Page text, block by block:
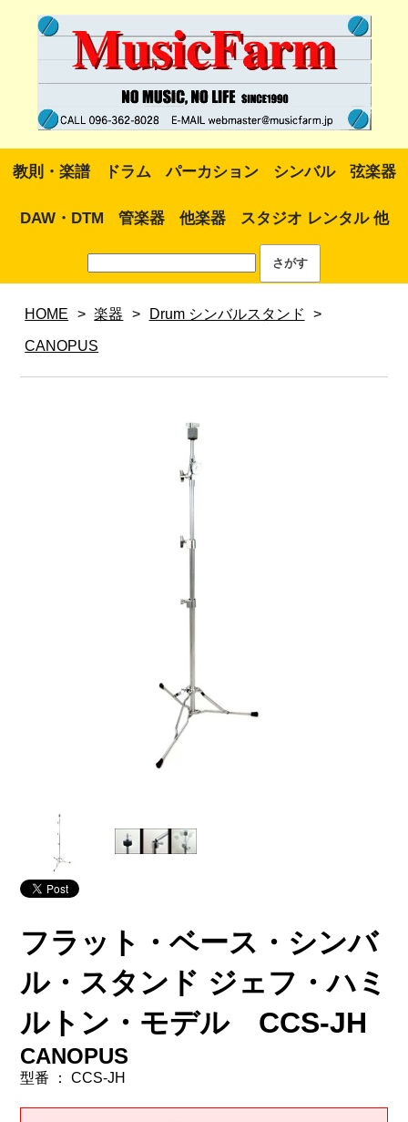
教則・楽譜 ドラム パーカション シンバル 弦楽器
DAW・DTM 管楽器 他楽器 スタジオ レンタル 他
HOME > 楽器 > Drum シンバルスタンド >
CANOPUS
フラット・ベース・シンバ
ル・スタンド ジェフ・ハミ
ルトン・モデル CCS-JH
CANOPUS
型番 ： CCS-JH